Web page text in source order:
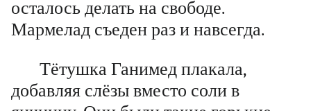
осталось делать на свободе.
Мармелад съеден раз и навсегда.
Тётушка Ганимед плакала,
добавляя слёзы вместо соли в